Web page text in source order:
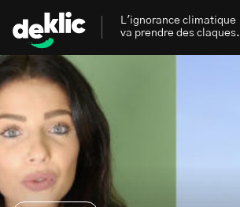
L'ignorance climatique
va prendre des claques.
Rechercher
Environnement
Aides, bons plans & cie
Rechercher